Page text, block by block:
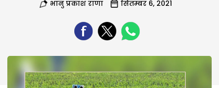
भानु प्रकाश राणा सितम्बर 6, 2021